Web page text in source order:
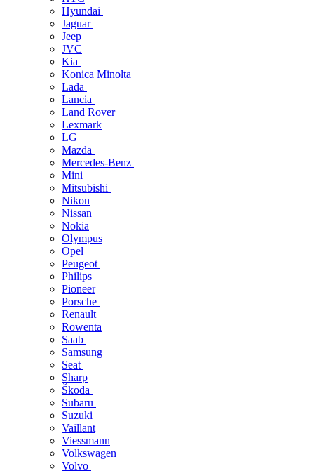
Hyundai
Jaguar
Jeep
JVC
Kia
Konica Minolta
Lada
Lancia
Land Rover
Lexmark
LG
Mazda
Mercedes-Benz
Mini
Mitsubishi
Nikon
Nissan
Nokia
Olympus
Opel
Peugeot
Philips
Pioneer
Porsche
Renault
Rowenta
Saab
Samsung
Seat
Sharp
Škoda
Subaru
Suzuki
Vaillant
Viessmann
Volkswagen
Volvo